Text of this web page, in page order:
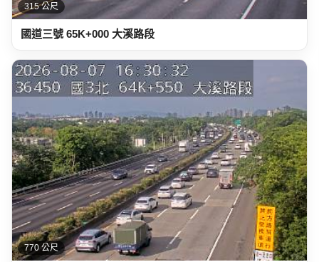
315 公尺
國道三號 65K+000 大溪路段
770 公尺